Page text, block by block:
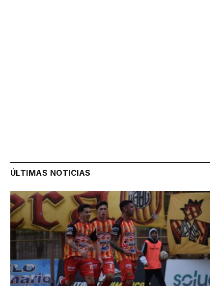
ÚLTIMAS NOTICIAS